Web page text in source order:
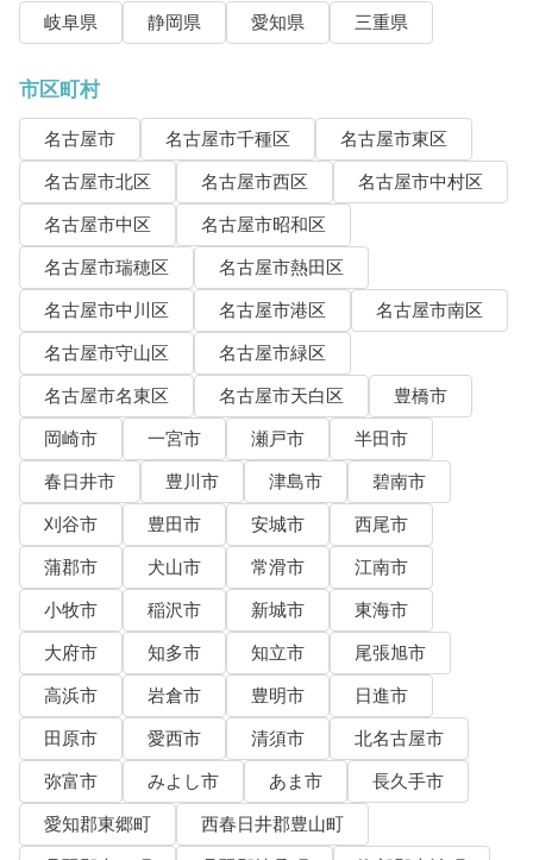
岐阜県 静岡県 愛知県 三重県
市区町村
名古屋市 名古屋市千種区
名古屋市東区
名古屋市北区
名古屋市西区
名古屋市中村区
名古屋市中区
名古屋市昭和区
名古屋市瑞穂区
名古屋市熱田区
名古屋市中川区
名古屋市港区
名古屋市南区
名古屋市守山区
名古屋市緑区
名古屋市名東区
名古屋市天白区
豊橋市
岡崎市
一宮市 瀬戸市
半田市
春日井市
豊川市 津島市
碧南市
刈谷市
豊田市 安城市
西尾市
蒲郡市
犬山市 常滑市
江南市
小牧市
稲沢市 新城市
東海市
大府市
知多市 知立市
尾張旭市
高浜市
岩倉市 豊明市
日進市
田原市
愛西市 清須市
北名古屋市
弥富市
みよし市 あま市
長久手市
愛知郡東郷町
西春日井郡豊山町